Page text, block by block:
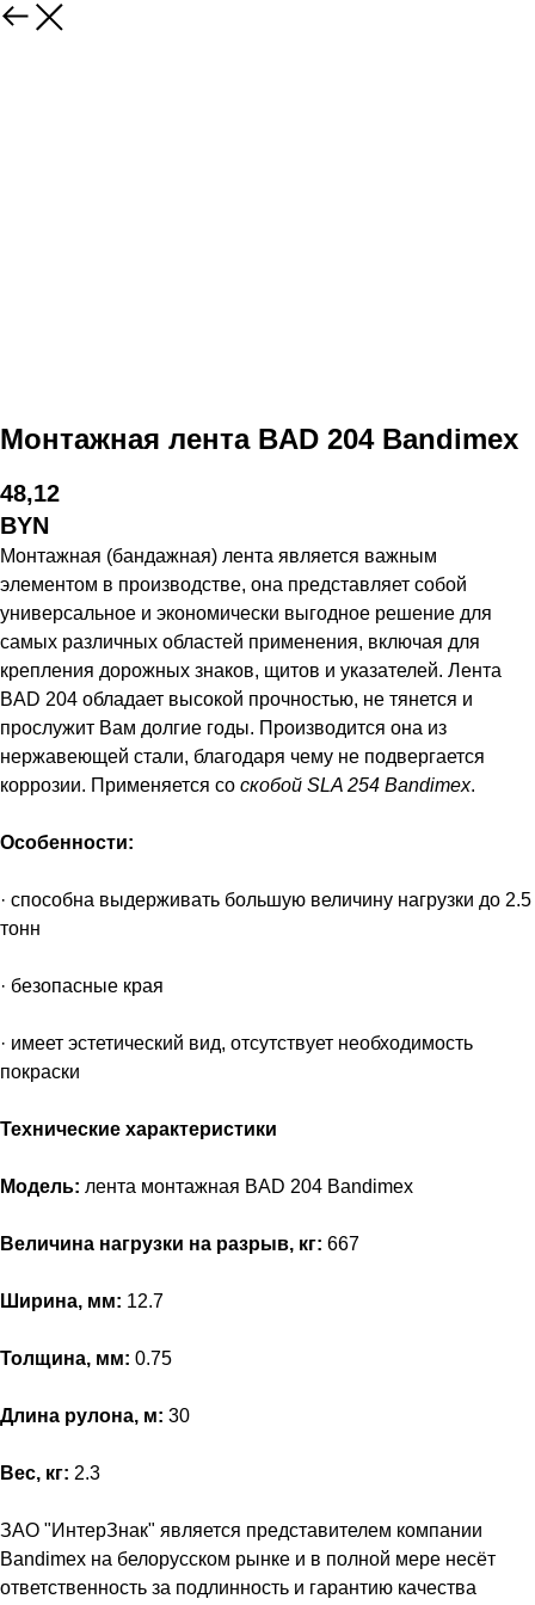
Монтажная лента BAD 204 Bandimex
48,12
BYN
Монтажная (бандажная) лента является важным
элементом в производстве, она представляет собой
универсальное и экономически выгодное решение для
самых различных областей применения, включая для
крепления дорожных знаков, щитов и указателей. Лента
BAD 204 обладает высокой прочностью, не тянется и
прослужит Вам долгие годы. Производится она из
нержавеющей стали, благодаря чему не подвергается
коррозии. Применяется со скобой SLA 254 Bandimex.
Особенности:
· способна выдерживать большую величину нагрузки до 2.5
тонн
· безопасные края
· имеет эстетический вид, отсутствует необходимость
покраски
Технические характеристики
Модель: лента монтажная BAD 204 Bandimex
Величина нагрузки на разрыв, кг: 667
Ширина, мм: 12.7
Толщина, мм: 0.75
Длина рулона, м: 30
Вес, кг: 2.3
ЗАО "ИнтерЗнак" является представителем компании
Bandimex на белорусском рынке и в полной мере несёт
ответственность за подлинность и гарантию качества